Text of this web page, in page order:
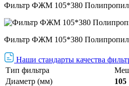
Фильтр ФЖМ 105*380
Фильтр ФЖМ 105*380
Наши стандарты качества
Тип фильтра
Диаметр (мм)
105